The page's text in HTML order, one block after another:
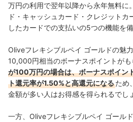
万円の利用で翌年以降から永年無料に
ド・キャッシュカード・クレジット
したカードでの支払いの5つの機能を
Oliveフレキシブルペイ ゴールドの魅
10,000円相当のボーナスポイントがも
が100万円の場合は、ボーナスポイン
ト還元率が1.50%と高還元になるため
金額が多い人はお得感を得られるでし
一方、Oliveフレキシブルペイ ゴール